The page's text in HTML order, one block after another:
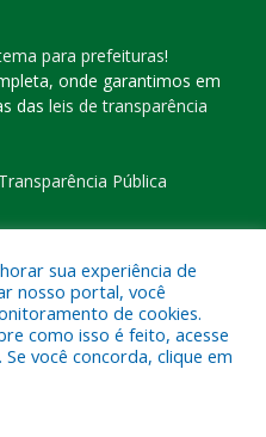
para prefeituras!
onde garantimos em
das leis de transparência
Pública
Municipal de Eldorado
sua experiência de
nosso portal, você
de cookies.
como isso é feito, acesse
Se você concorda, clique em